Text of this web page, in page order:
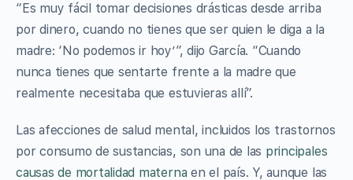
“Es muy fácil tomar decisiones drásticas desde arriba
por dinero, cuando no tienes que ser quien le diga a la
madre: ‘No podemos ir hoy’”, dijo García. “Cuando
nunca tienes que sentarte frente a la madre que
realmente necesitaba que estuvieras allí”.
Las afecciones de salud mental, incluidos los trastornos
por consumo de sustancias, son una de las principales
causas de mortalidad materna en el país. Y, aunque las